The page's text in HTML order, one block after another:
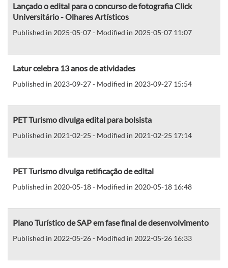
Lançado o edital para o concurso de fotografia Click
Universitário - Olhares Artísticos
Published in 2025-05-07 - Modified in 2025-05-07 11:07
Latur celebra 13 anos de atividades
Published in 2023-09-27 - Modified in 2023-09-27 15:54
PET Turismo divulga edital para bolsista
Published in 2021-02-25 - Modified in 2021-02-25 17:14
PET Turismo divulga retificação de edital
Published in 2020-05-18 - Modified in 2020-05-18 16:48
Plano Turístico de SAP em fase final de desenvolvimento
Published in 2022-05-26 - Modified in 2022-05-26 16:33